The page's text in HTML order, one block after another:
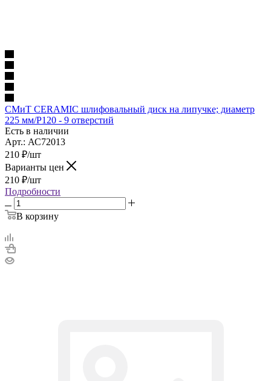
СМиТ CERAMIC шлифовальный диск на липучке; диаметр
225 мм/P120 - 9 отверстий
Есть в наличии
Арт.: АС72013
210 ₽/шт
Варианты цен
210 ₽/шт
Подробности
В корзину